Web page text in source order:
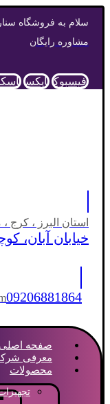
سلام به فروشگاه
مشاوره رایگان
فیسبوک ایکس
استان البرز ، کرج
خیابان آبان،
09206881864
صفحه اصلی
معرفی
محصولات